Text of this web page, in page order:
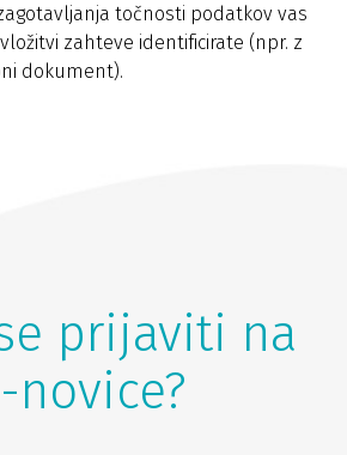
točnosti podatkov vas
zahteve identificirate (npr. z
dokument).
prijaviti na
novice?